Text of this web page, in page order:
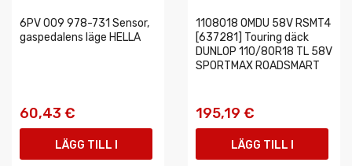
6PV 009 978-731 Sensor,
gaspedalens läge HELLA
60,43 €
LÄGG TILL I
1108018 OMDU 58V RSMT4
[637281] Touring däck
DUNLOP 110/80R18 TL 58V
SPORTMAX ROADSMART
195,19 €
LÄGG TILL I